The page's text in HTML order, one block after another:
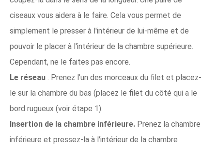
ciseaux vous aidera à le faire. Cela vous permet de
simplement le presser à l'intérieur de lui-même et de
pouvoir le placer à l'intérieur de la chambre supérieure.
Cependant, ne le faites pas encore.
Le réseau . Prenez l'un des morceaux du filet et placez-
le sur la chambre du bas (placez le filet du côté qui a le
bord rugueux (voir étape 1).
Insertion de la chambre inférieure. Prenez la chambre
inférieure et pressez-la à l'intérieur de la chambre